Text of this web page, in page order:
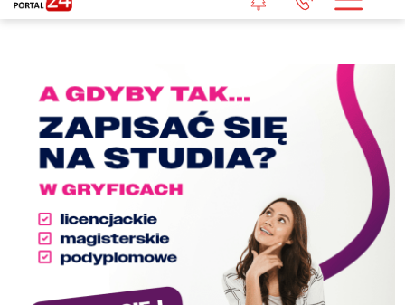
POWIAT GRYFICKI
WIADOMOŚCI Z LASU
STUDIO SUPERPORTALU
KONTAKT
REDAKCJA
REGULAMIN